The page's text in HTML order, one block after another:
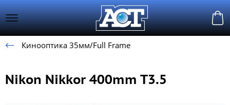
Кинооптика 35мм/Full Frame
Nikon Nikkor 400mm T3.5